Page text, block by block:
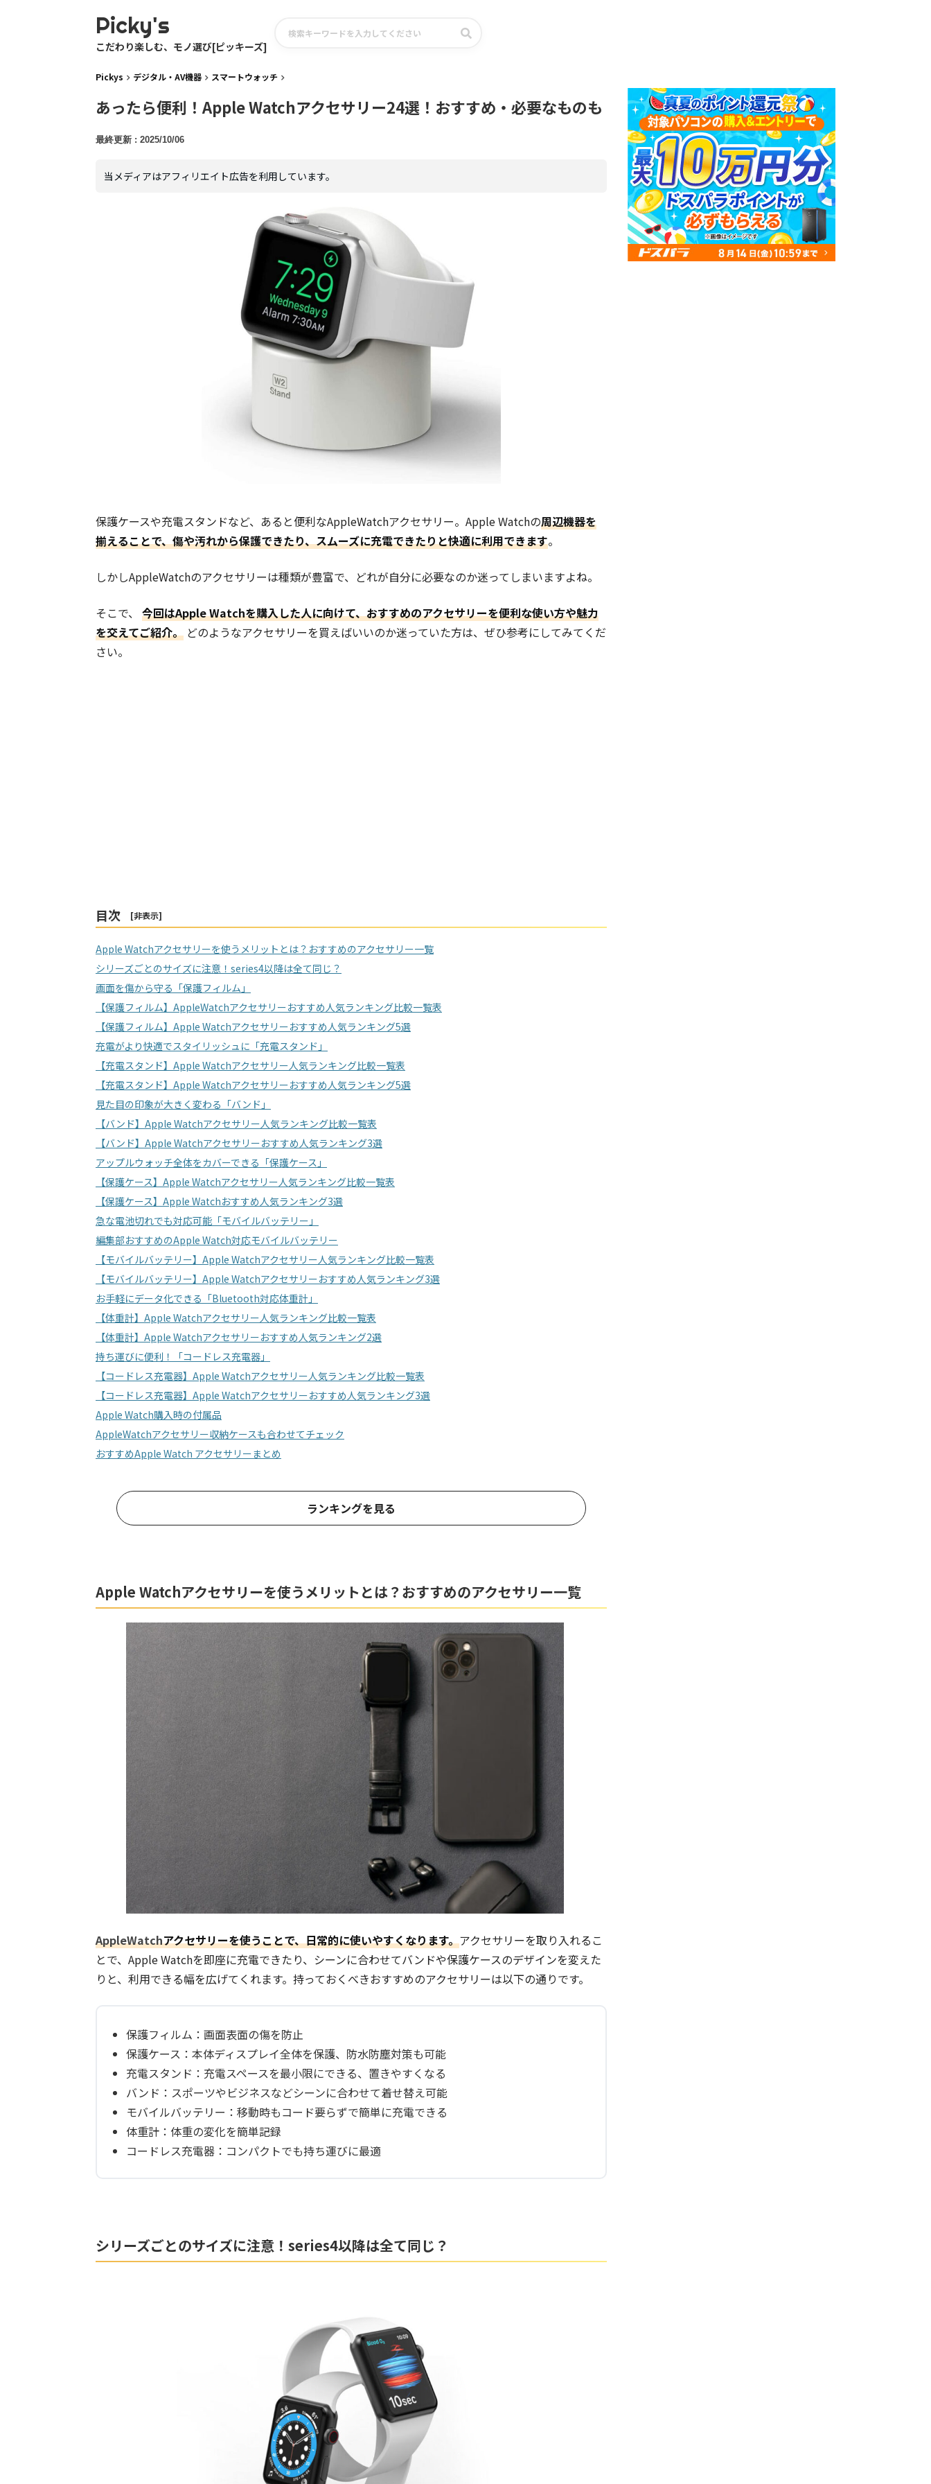
Picky's
こだわり楽しむ、モノ選び[ピッキーズ]
Pickys デジタル・AV機器 スマートウォッチ
あったら便利！Apple Watchアクセサリー24選！おすすめ・必要なものも
2025/10/06
当メディアはアフィリエイト広告を利用しています。
保護ケースや充電スタンドなど、あると便利なAppleWatchアクセサリー。 Apple Watchの周辺機器を
揃えることで、傷や汚れから保護できたり、スムーズに充電できたりと快適に利用できます。
しかしAppleWatchのアクセサリーは種類が豊富で、どれが自分に必要なのか迷ってしまいますよね。
そこで、 今回はApple Watchを購入した人に向けて、おすすめのアクセサリーを便利な使い方や魅力
を交えてご紹介。 どのようなアクセサリーを買えばいいのか迷っていた方は、ぜひ参考にしてみてくだ
さい。
目次 [非表示]
Apple Watchアクセサリーを使うメリットとは？おすすめのアクセサリー一覧
シリーズごとのサイズに注意！series4以降は全て同じ？
画面を傷から守る「保護フィルム」
【保護フィルム】AppleWatchアクセサリーおすすめ人気ランキング比較一覧表
【保護フィルム】Apple Watchアクセサリーおすすめ人気ランキング5選
充電がより快適でスタイリッシュに「充電スタンド」
【充電スタンド】Apple Watchアクセサリー人気ランキング比較一覧表
【充電スタンド】Apple Watchアクセサリーおすすめ人気ランキング5選
見た目の印象が大きく変わる「バンド」
【バンド】Apple Watchアクセサリー人気ランキング比較一覧表
【バンド】Apple Watchアクセサリーおすすめ人気ランキング3選
アップルウォッチ全体をカバーできる「保護ケース」
【保護ケース】Apple Watchアクセサリー人気ランキング比較一覧表
【保護ケース】Apple Watchおすすめ人気ランキング3選
急な電池切れでも対応可能「モバイルバッテリー」
編集部おすすめのApple Watch対応モバイルバッテリー
【モバイルバッテリー】Apple Watchアクセサリー人気ランキング比較一覧表
【モバイルバッテリー】Apple Watchアクセサリーおすすめ人気ランキング3選
お手軽にデータ化できる「Bluetooth対応体重計」
【体重計】Apple Watchアクセサリー人気ランキング比較一覧表
【体重計】Apple Watchアクセサリーおすすめ人気ランキング2選
持ち運びに便利！「コードレス充電器」
【コードレス充電器】Apple Watchアクセサリー人気ランキング比較一覧表
【コードレス充電器】Apple Watchアクセサリーおすすめ人気ランキング3選
Apple Watch購入時の付属品
AppleWatchアクセサリー収納ケースも合わせてチェック
おすすめApple Watch アクセサリーまとめ
ランキングを見る
Apple Watchアクセサリーを使うメリットとは？おすすめのアクセサリー一覧
AppleWatchアクセサリーを使うことで、日常的に使いやすくなります。アクセサリーを取り入れるこ
とで、Apple Watchを即座に充電できたり、シーンに合わせてバンドや保護ケースのデザインを変えた
りと、利用できる幅を広げてくれます。持っておくべきおすすめのアクセサリーは以下の通りです。
保護フィルム：画面表面の傷を防止
保護ケース ：本体ディスプレイ全体を保護、防水防塵対策も可能
充電スタンド ：充電スペースを最小限にできる、置きやすくなる
バンド ：スポーツやビジネスなどシーンに合わせて着せ替え可能
モバイルバッテリー ：移動時もコード要らずで簡単に充電できる
体重計：体重の変化を簡単記録
コードレス充電器：コンパクトでも持ち運びに最適
シリーズごとのサイズに注意！series4以降は全て同じ？